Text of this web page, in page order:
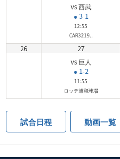
vs 西武
● 3-1
12:55
CAR3219..
26
27
vs 巨人
● 1-2
11:55
ロッテ浦和球場
試合日程 動画一覧